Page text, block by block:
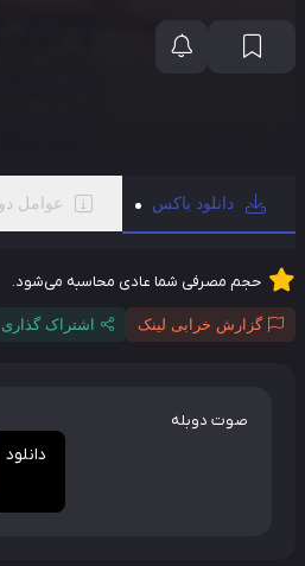
دانلود باکس عوامل دوبلاژ
حجم مصرفی شما عادی محاسبه می‌شود.
گزارش خرابی لینک اشتراک گذاری
صوت دوبله
دانلود